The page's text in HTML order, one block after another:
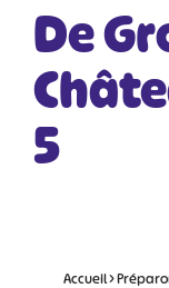
De
5
Accueil>